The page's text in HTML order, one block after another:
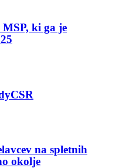
ki ga je
na spletnih
okolje